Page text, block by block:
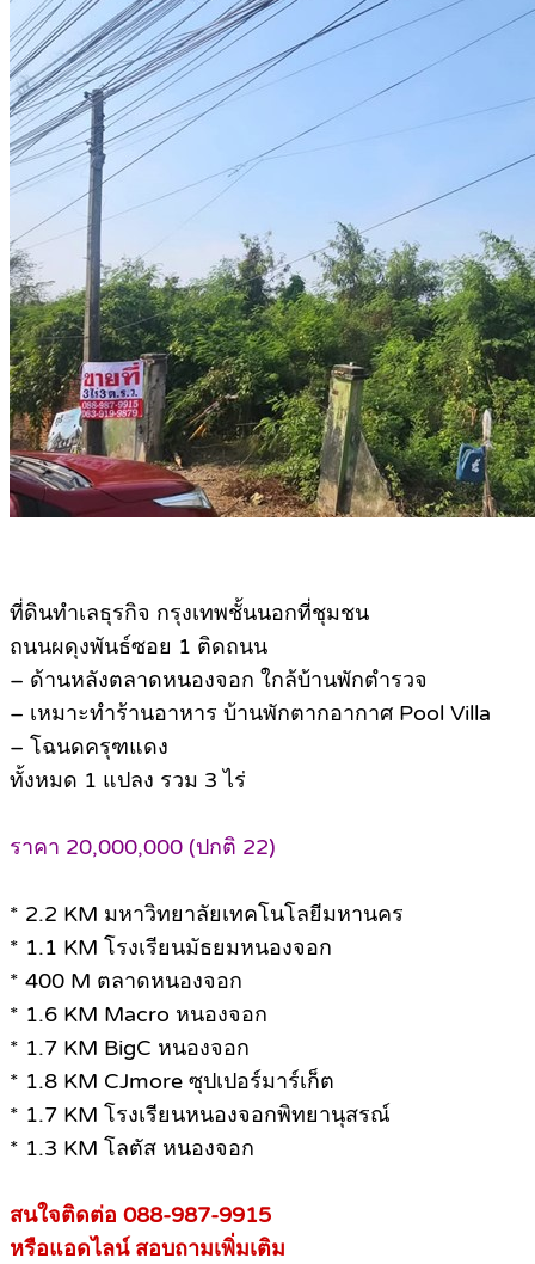
ที่ดินทำเลธุรกิจ กรุงเทพชั้นนอกที่ชุมชน
ถนนผดุงพันธ์ซอย 1 ติดถนน
– ด้านหลังตลาดหนองจอก ใกล้บ้านพักตำรวจ
– เหมาะทำร้านอาหาร บ้านพักตากอากาศ Pool Villa
– โฉนดครุฑแดง
ทั้งหมด 1 แปลง รวม 3 ไร่
ราคา 20,000,000 (ปกติ 22)
* 2.2 KM มหาวิทยาลัยเทคโนโลยีมหานคร
* 1.1 KM โรงเรียนมัธยมหนองจอก
* 400 M ตลาดหนองจอก
* 1.6 KM Macro หนองจอก
* 1.7 KM BigC หนองจอก
* 1.8 KM CJmore ซุปเปอร์มาร์เก็ต
* 1.7 KM โรงเรียนหนองจอกพิทยานุสรณ์
* 1.3 KM โลตัส หนองจอก
สนใจติดต่อ 088-987-9915
หรือแอดไลน์ สอบถามเพิ่มเติม